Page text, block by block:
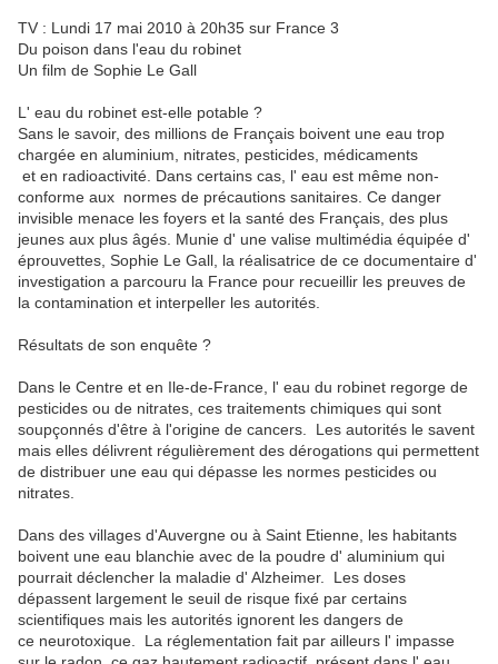
TV : Lundi 17 mai 2010 à 20h35 sur France 3
Du poison dans l'eau du robinet
Un film de Sophie Le Gall
L' eau du robinet est-elle potable ?
Sans le savoir, des millions de Français boivent une eau trop
chargée en aluminium, nitrates, pesticides, médicaments
et en radioactivité. Dans certains cas, l' eau est même non-
conforme aux normes de précautions sanitaires. Ce danger
invisible menace les foyers et la santé des Français, des plus
jeunes aux plus âgés. Munie d' une valise multimédia équipée d'
éprouvettes, Sophie Le Gall, la réalisatrice de ce documentaire d'
investigation a parcouru la France pour recueillir les preuves de
la contamination et interpeller les autorités.
Résultats de son enquête ?
Dans le Centre et en Ile-de-France, l' eau du robinet regorge de
pesticides ou de nitrates, ces traitements chimiques qui sont
soupçonnés d'être à l'origine de cancers. Les autorités le savent
mais elles délivrent régulièrement des dérogations qui permettent
de distribuer une eau qui dépasse les normes pesticides ou
nitrates.
Dans des villages d'Auvergne ou à Saint Etienne, les habitants
boivent une eau blanchie avec de la poudre d' aluminium qui
pourrait déclencher la maladie d' Alzheimer. Les doses
dépassent largement le seuil de risque fixé par certains
scientifiques mais les autorités ignorent les dangers de
ce neurotoxique. La réglementation fait par ailleurs l' impasse